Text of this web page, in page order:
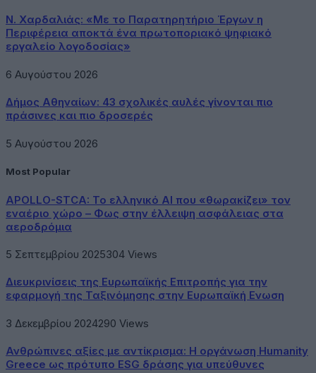
Ν. Χαρδαλιάς: «Με το Παρατηρητήριο Έργων η
Περιφέρεια αποκτά ένα πρωτοποριακό ψηφιακό
εργαλείο λογοδοσίας»
6 Αυγούστου 2026
Δήμος Αθηναίων: 43 σχολικές αυλές γίνονται πιο
πράσινες και πιο δροσερές
5 Αυγούστου 2026
Most Popular
APOLLO-STCA: Το ελληνικό AI που «θωρακίζει» τον
εναέριο χώρο – Φως στην έλλειψη ασφάλειας στα
αεροδρόμια
5 Σεπτεμβρίου 2025304 Views
Διευκρινίσεις της Ευρωπαϊκής Επιτροπής για την
εφαρμογή της Ταξινόμησης στην Ευρωπαϊκή Ενωση
3 Δεκεμβρίου 2024290 Views
Ανθρώπινες αξίες με αντίκρισμα: Η οργάνωση Humanity
Greece ως πρότυπο ESG δράσης για υπεύθυνες